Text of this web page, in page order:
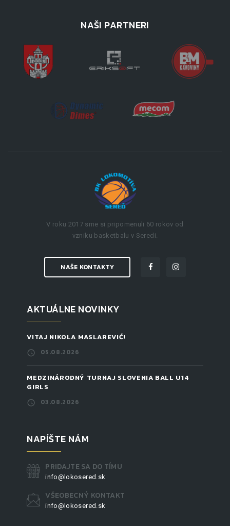
NAŠI PARTNERI
V roku 2017 sme si pripomenuli 60 rokov od
vzniku basketbalu v Seredi.
NAŠE KONTAKTY
AKTUÁLNE NOVINKY
VITAJ NIKOLA MASLAREVIĆ!
05.08.2026
MEDZINÁRODNÝ TURNAJ SLOVENIA BALL U14
GIRLS
03.08.2026
NAPÍŠTE NÁM
PRIDAJTE SA DO TÍMU
info@lokosered.sk
VŠEOBECNÝ KONTAKT
info@lokosered.sk